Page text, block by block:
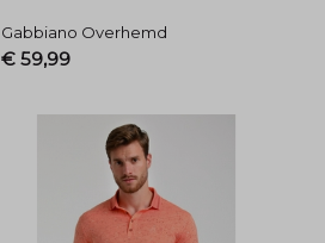
Gabbiano Overhemd
€ 59,99